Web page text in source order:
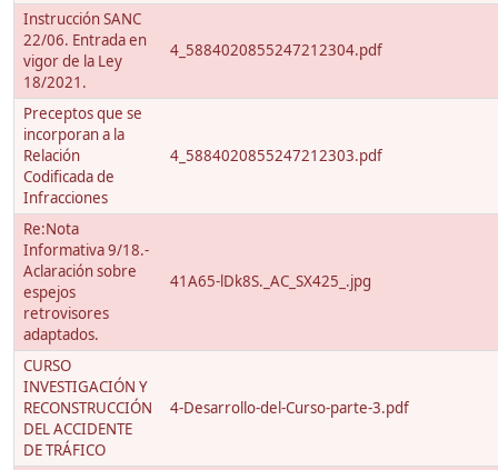
Instrucción SANC
22/06. Entrada en
vigor de la Ley
18/2021.
4_5884020855247212304.pdf
Preceptos que se
incorporan a la
Relación
Codificada de
Infracciones
4_5884020855247212303.pdf
Re:Nota
Informativa 9/18.-
Aclaración sobre
espejos
retrovisores
adaptados.
41A65-lDk8S._AC_SX425_.jpg
CURSO
INVESTIGACIÓN Y
RECONSTRUCCIÓN
DEL ACCIDENTE
DE TRÁFICO
4-Desarrollo-del-Curso-parte-3.pdf